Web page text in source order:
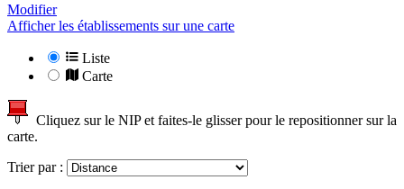
Modifier
Afficher les établissements sur une carte
Liste
Carte
Cliquez sur le NIP et faites-le glisser pour le repositionner sur la
carte.
Trier par :